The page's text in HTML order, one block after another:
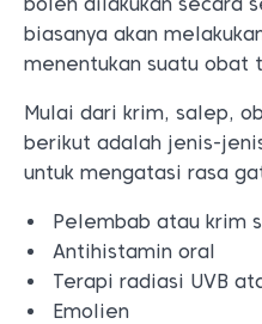
biasanya akan
menentukan suatu obat
Mulai dari krim, salep,
berikut adalah jenis-
untuk mengatasi rasa
Pelembab atau krim
Antihistamin oral
Terapi radiasi UVB
Emolien